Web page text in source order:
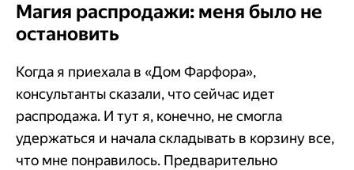
Магия распродажи: меня было не
остановить
Когда я приехала в «Дом Фарфора»,
консультанты сказали, что сейчас идет
распродажа. И тут я, конечно, не смогла
удержаться и начала складывать в корзину все,
что мне понравилось. Предварительно